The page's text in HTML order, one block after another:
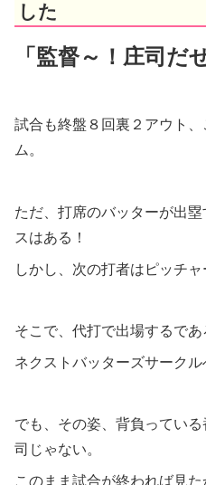
した
「監督～！庄司だ
試合も終盤８回裏２アウト
ム。
ただ、打席のバッターが出
スはある！
しかし、次の打者はピッチャ
そこで、代打で出場するで
ネクストバッターズサークル
でも、その姿、背負ってい
司じゃない。
このまま試合が終われば見